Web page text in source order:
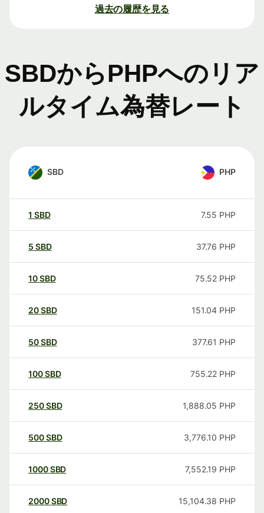
過去の履歴を見る
SBDからPHPへのリア
ルタイム為替レート
SBD PHP
1 SBD 7.55 PHP
5 SBD 37.76 PHP
10SBD 75.52 PHP
20SBD 151.04 PHP
50SBD 377.61 PHP
100SBD 755.22 PHP
250SBD 1,888.05 PHP
500SBD 3,776.10 PHP
1000SBD 7,552.19 PHP
2000SBD 15,104.38 PHP